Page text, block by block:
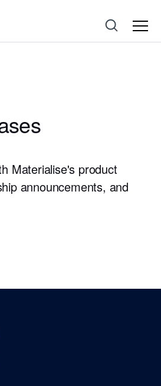
Materialise's product
announcements, and